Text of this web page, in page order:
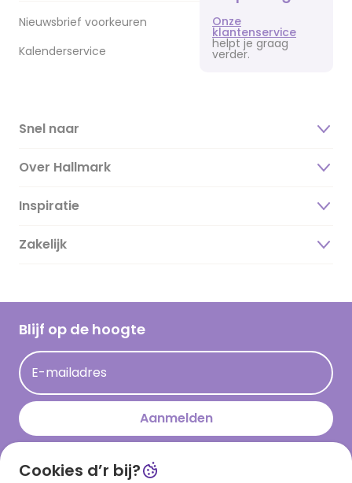
Nieuwsbrief voorkeuren
Kalenderservice
Onze
klantenservice
helpt je graag
verder.
Snel naar
Over Hallmark
Over ons
Duurzaamheid
Hallmark Kaartclub
Acties
Persberichten
Hallmark en Kinderpostzegels
Inspiratie
Magazine
Cadeau inspiratie
Kaartinspiratie
Zakelijk
Blijf op de hoogte
E-mailadres
Aanmelden
Download onze app
Cookies d’r bij?